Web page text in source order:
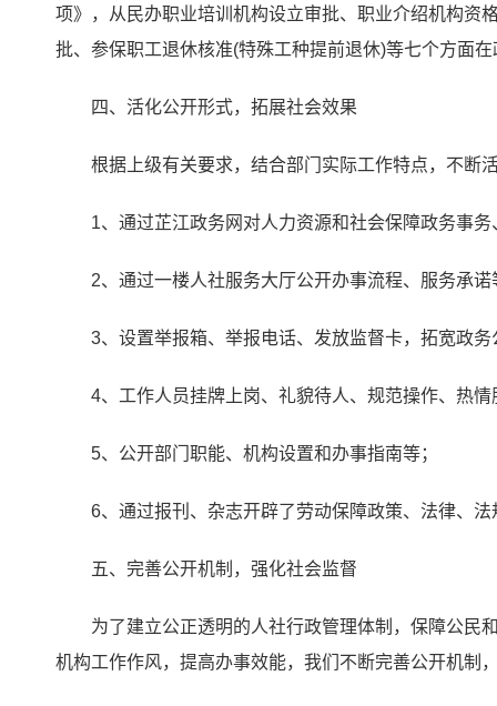
项》，从民办职业培训机构设立审批、职业介绍机构资
批、参保职工退休核准(特殊工种提前退休)等七个方面
四、活化公开形式，拓展社会效果
根据上级有关要求，结合部门实际工作特点，不断
1、通过芷江政务网对人力资源和社会保障政务事
2、通过一楼人社服务大厅公开办事流程、服务承
3、设置举报箱、举报电话、发放监督卡，拓宽政
4、工作人员挂牌上岗、礼貌待人、规范操作、热情
5、公开部门职能、机构设置和办事指南等；
6、通过报刊、杂志开辟了劳动保障政策、法律、法
五、完善公开机制，强化社会监督
为了建立公正透明的人社行政管理体制，保障公民
机构工作作风，提高办事效能，我们不断完善公开机制